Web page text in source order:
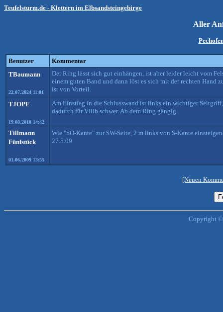
Teufelsturm.de - Klettern im Elbsandsteingebirge
Aller
Benutzer
Kommentar
TBaumann
22.07.2024 11:01
Der Ring lässt sich gut einhängen, ist aber leider leicht vom
einem guten Band und dann löst es sich mit der rechten Hand
ist von Vorteil.
TJOPE
19.08.2018 14:42
Am Einstieg in die Schlusswand ist links ein wichtiger
dadurch für VIIIb schwer. Ab dem Ring gängig.
Tillmann
Fünfstück
01.06.2009 13:55
Wie "SO-Kante" zur SW-Seite, 2 m links von S-Kante
27.5.09
[Neuen
Copyright ©